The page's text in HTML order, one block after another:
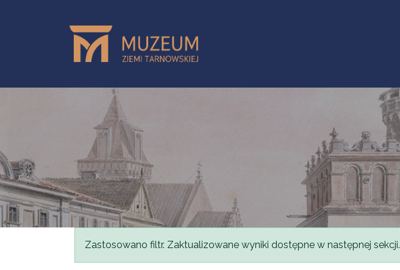
Komunikat
Zastosowano filtr. Zaktualizowane wyniki dostępne w następnej sekcji.